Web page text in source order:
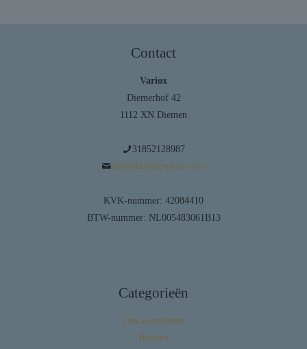
Contact
Variox
Diemerhof 42
1112 XN Diemen
31852128987
info@huisdierplaza.com
KVK-nummer: 42084410
BTW-nummer: NL005483061B13
Categorieën
Ons assortiment
Honden